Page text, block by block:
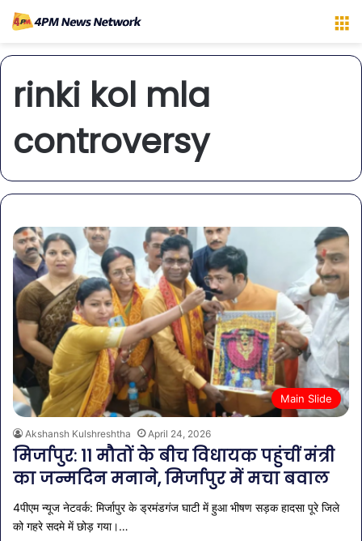
rinki kol mla
controversy
Main Slide
Akshansh Kulshreshtha April 24, 2026
मिर्जापुर: 11 मौतों के बीच विधायक पहुंचीं मंत्री
का जन्मदिन मनाने, मिर्जापुर में मचा बवाल
4पीएम न्यूज नेटवर्क: मिर्जापुर के ड्रमंडगंज घाटी में हुआ भीषण सड़क हादसा पूरे जिले
को गहरे सदमे में छोड़ गया।…